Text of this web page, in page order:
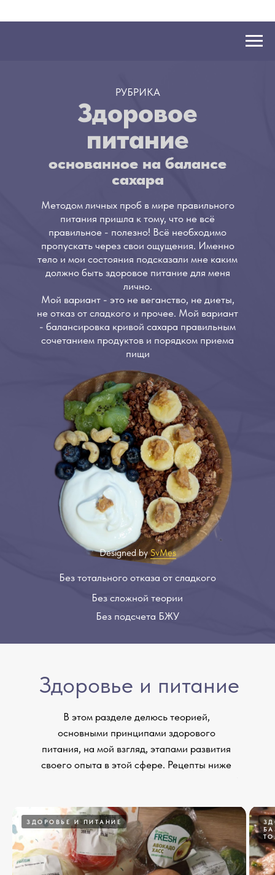
Здоровое
питание
основанное на балансе
сахара
Методом личных проб в мире правильного
питания пришла к тому, что не всё
правильное - полезно! Всё необходимо
пропускать через свои ощущения. Именно
тело и мои состояния подсказали мне каким
должно быть здоровое питание для меня
лично.
Мой вариант - это не веганство, не диеты,
не отказ от сладкого и прочее. Мой вариант
- балансировка кривой сахара правильным
сочетанием продуктов и порядком приема
пищи
РУБРИКА
Без подсчета БЖУ
Без сложной теории
Без тотального отказа от сладкого
Designed bySvMes
Здоровье и питание
В этом разделе делюсь теорией,
основными принципами здорового
питания, на мой взгляд, этапами развития
своего опыта в этой сфере. Рецепты ниже
ЗДОРОВЬЕ И ПИТАНИЕ